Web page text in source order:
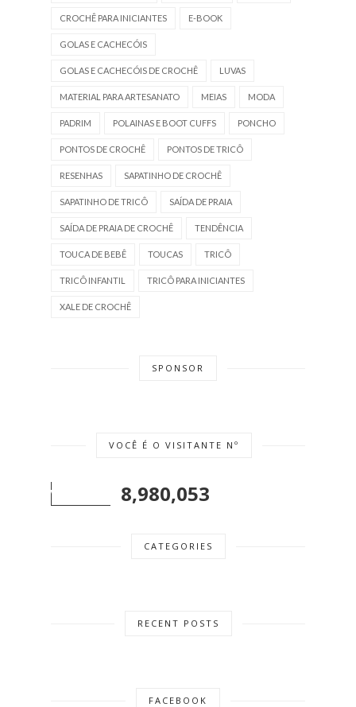
CROCHÊ PARA INICIANTES E-BOOK
GOLAS E CACHECÓIS
GOLAS E CACHECÓIS DE CROCHÊ LUVAS
MATERIAL PARA ARTESANATO MEIAS MODA
PADRIM POLAINAS E BOOT CUFFS PONCHO
PONTOS DE CROCHÊ PONTOS DE TRICÔ
RESENHAS SAPATINHO DE CROCHÊ
SAPATINHO DE TRICÔ SAÍDA DE PRAIA
SAÍDA DE PRAIA DE CROCHÊ TENDÊNCIA
TOUCA DE BEBÊ TOUCAS TRICÔ
TRICÔ INFANTIL TRICÔ PARA INICIANTES
XALE DE CROCHÊ
SPONSOR
VOCÊ É O VISITANTE Nº
8,980,053
CATEGORIES
RECENT POSTS
FACEBOOK